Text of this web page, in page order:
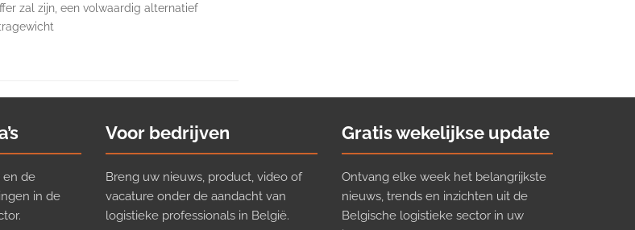
zal zijn, een volwaardig alternatief
en de
in de
Voor bedrijven
Breng uw nieuws, product, video of
vacature onder de aandacht van
logistieke professionals in België.
Gratis wekelijkse update
Ontvang elke week het belangrijkste
nieuws, trends en inzichten uit de
Belgische logistieke sector in uw